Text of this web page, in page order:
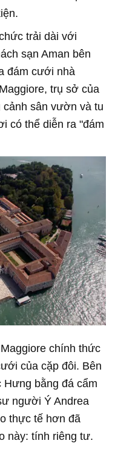
trải dài với
sạn Aman bên
đám cưới nhà
trụ sở của
sân vườn và tu
có thể diễn ra "đám
chính thức
của cặp đôi. Bên
bằng đá cẩm
người Ý Andrea
thực tế hơn đã
này: tính riêng tư.